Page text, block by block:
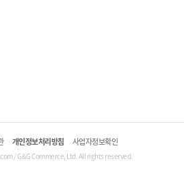
개인정보처리방침 사업자정보확인
/ G&G Commerce, Ltd. All rights reserved.